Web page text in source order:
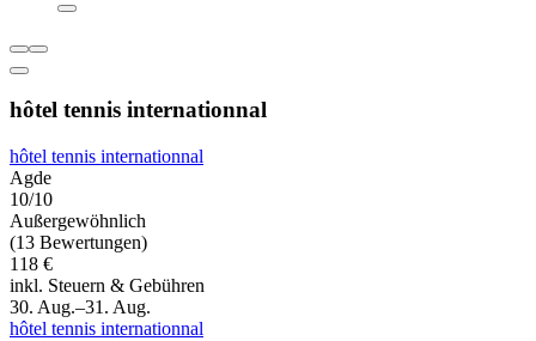
hôtel tennis internationnal
hôtel tennis internationnal
Agde
10/10
Außergewöhnlich
(13 Bewertungen)
118 €
inkl. Steuern & Gebühren
30. Aug.–31. Aug.
hôtel tennis internationnal